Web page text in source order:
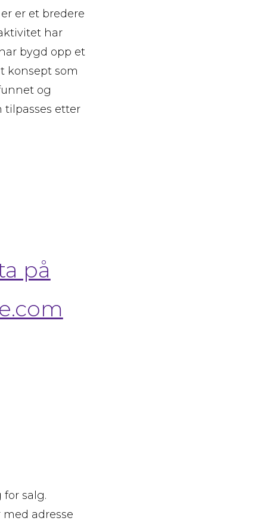
er et bredere
har
bygd opp et
konsept som
og
etter
på
salg.
adresse